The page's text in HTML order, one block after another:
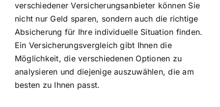
verschiedener Versicherungsanbieter können Sie
nicht nur Geld sparen, sondern auch die richtige
Absicherung für Ihre individuelle Situation finden.
Ein Versicherungsvergleich gibt Ihnen die
Möglichkeit, die verschiedenen Optionen zu
analysieren und diejenige auszuwählen, die am
besten zu Ihnen passt.